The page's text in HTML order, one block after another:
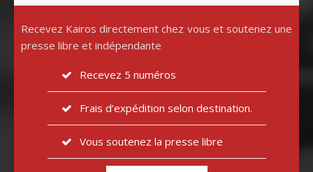
Recevez Kairos directement chez vous et soutenez une
presse libre et indépendante
Recevez 5 numéros
Frais d’expédition selon destination.
Vous soutenez la presse libre